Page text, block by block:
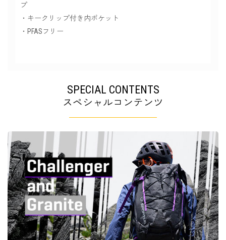
プ
・キークリップ付き内ポケット
・PFASフリー
SPECIAL CONTENTS
スペシャルコンテンツ